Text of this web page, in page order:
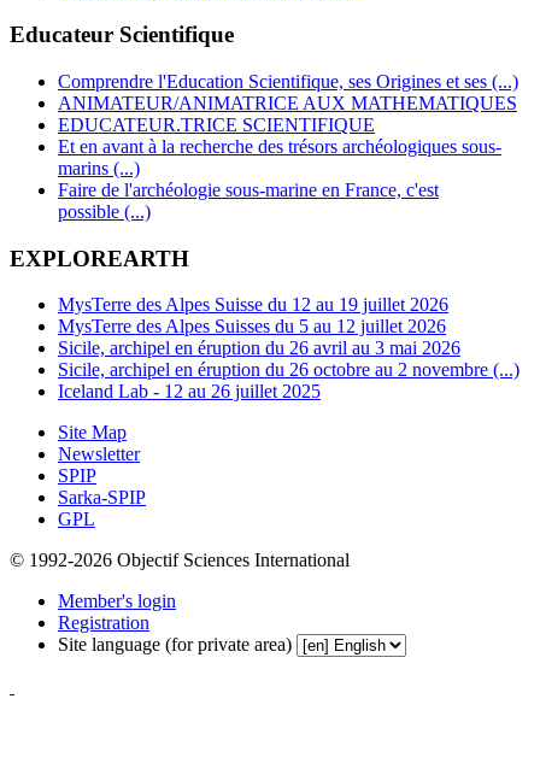
Educateur Scientifique
Comprendre l'Education Scientifique, ses Origines et ses (...)
ANIMATEUR/ANIMATRICE AUX MATHEMATIQUES
EDUCATEUR.TRICE SCIENTIFIQUE
Et en avant à la recherche des trésors archéologiques sous-
marins (...)
Faire de l'archéologie sous-marine en France, c'est
possible (...)
EXPLOREARTH
MysTerre des Alpes Suisse du 12 au 19 juillet 2026
MysTerre des Alpes Suisses du 5 au 12 juillet 2026
Sicile, archipel en éruption du 26 avril au 3 mai 2026
Sicile, archipel en éruption du 26 octobre au 2 novembre (...)
Iceland Lab - 12 au 26 juillet 2025
Site Map
Newsletter
SPIP
Sarka-SPIP
GPL
© 1992-2026 Objectif Sciences International
Member's login
Registration
Site language (for private area)